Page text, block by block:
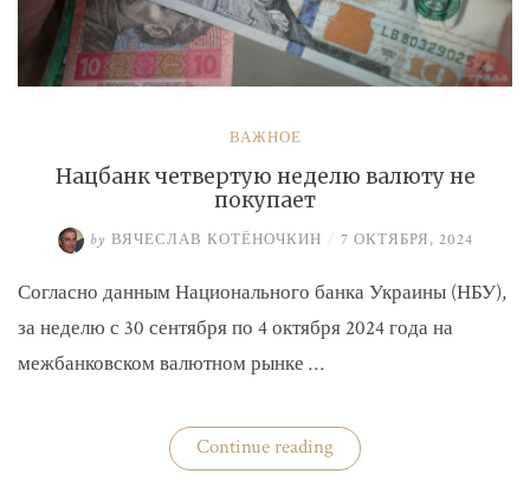
ВАЖНОЕ
Нацбанк четвертую неделю валюту не
покупает
by ВЯЧЕСЛАВ КОТЁНОЧКИН / 7 ОКТЯБРЯ, 2024
Согласно данным Национального банка Украины (НБУ),
за неделю с 30 сентября по 4 октября 2024 года на
межбанковском валютном рынке …
Continue reading«Нацбанк
четвертую